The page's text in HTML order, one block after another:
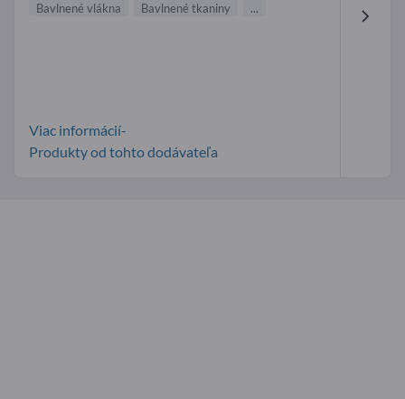
Bavlnené vlákna Bavlnené tkaniny ...
Viac informácií-
Produkty od tohto dodávateľa